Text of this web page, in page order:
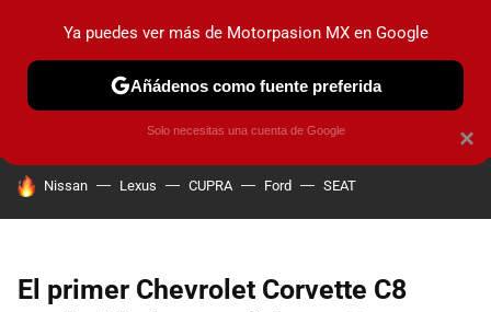
PRUEBAS INDUSTRIA HOY NO CIRCULA
HOY SE HABLA DE
Nissan Lexus CUPRA Ford SEAT
El primer Chevrolet Corvette C8
×
Ya puedes ver más de Motorpasion MX en Google
Añádenos como fuente preferida
Solo necesitas una cuenta de Google